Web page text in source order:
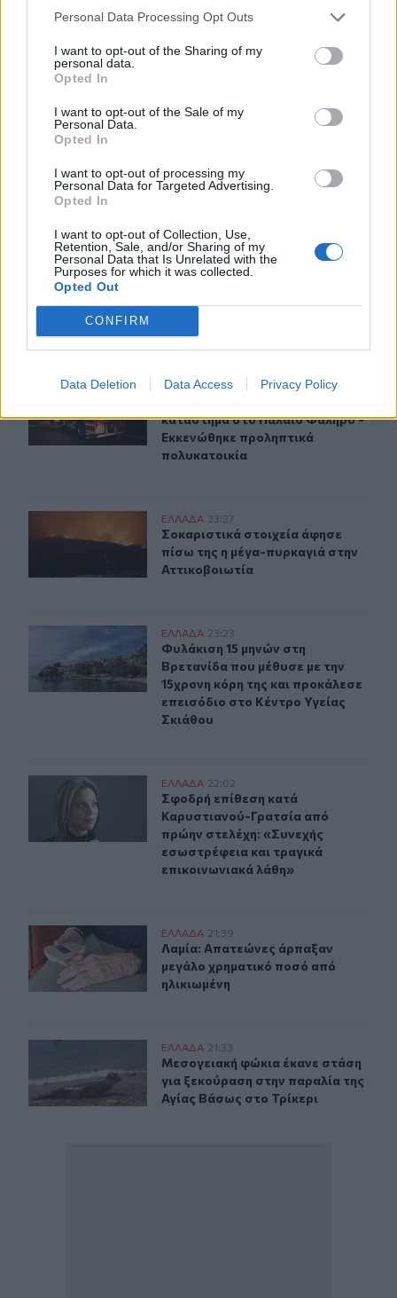
Personal Data Processing Opt Outs
I want to opt-out of the Sharing of my
personal data.
Opted In
I want to opt-out of the Sale of my
Personal Data.
Opted In
I want to opt-out of processing my
Personal Data for Targeted Advertising.
Opted In
I want to opt-out of Collection, Use,
Retention, Sale, and/or Sharing of my
Personal Data that Is Unrelated with the
Purposes for which it was collected.
Opted Out
CONFIRM
Data Deletion Data Access Privacy Policy
ηλικιωμένη
Μεσογειακή φώκια έκανε στάση για ξεκούραση στην
παραλία της Αγίας Βάσως στο Τρίκερι
Μεταναστευτικό: Σύλληψη 18χρονου διακινητή για την
ΣΧΕΤΙΚA AΡΘΡΑ
Υπό έλεγχο η φωτιά σε ισόγειο κατάστημα στο
ΕΛΛAΔΑ 23:55
κατάστημα στο Παλαιό Φάληρο -
Εκκενώθηκε προληπτικά
πολυκατοικία
Σοκαριστικά στοιχεία άφησε πίσω της η μέγα-
ΕΛΛAΔΑ 23:27
Σοκαριστικά στοιχεία άφησε πίσω
Σοκαριστικά στοιχεία άφησε
πίσω της η μέγα-πυρκαγιά στην
Αττικοβοιωτία
Φυλάκιση 15 μηνών στη Βρετανίδα που μέθυσε με την
ΕΛΛAΔΑ 23:23
Φυλάκιση 15 μηνών στη Βρετανίδα
Φυλάκιση 15 μηνών στη
Βρετανίδα που μέθυσε με την
15χρονη κόρη της και προκάλεσε
επεισόδιο στο Κέντρο Υγείας
Σκιάθου
Σφοδρή επίθεση κατά Καρυστιανού-Γρατσία από
ΕΛΛAΔΑ 22:02
Σφοδρή επίθεση κατά
Σφοδρή επίθεση κατά
Καρυστιανού-Γρατσία από
πρώην στελέχη: «Συνεχής
εσωστρέφεια και τραγικά
επικοινωνιακά λάθη»
Λαμία: Απατεώνες άρπαξαν μεγάλο χρηματικό ποσό
ΕΛΛAΔΑ 21:39
Λαμία: Απατεώνες άρπαξαν μεγάλο
Λαμία: Απατεώνες άρπαξαν
μεγάλο χρηματικό ποσό από
ηλικιωμένη
Μεσογειακή φώκια έκανε στάση για ξεκούραση στην
ΕΛΛAΔΑ 21:33
Μεσογειακή φώκια έκανε στάση
Μεσογειακή φώκια έκανε στάση
για ξεκούραση στην παραλία της
Αγίας Βάσως στο Τρίκερι